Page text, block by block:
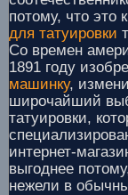
потому, что это
для татуировки
Со времен
1891 году
машинку,
широчайший
татуировки,
интернет-
выгоднее
нежели в